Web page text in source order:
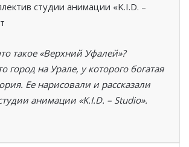
студии анимации «K.I.D. –
такое «Верхний Уфалей»?
город на Урале, у которого богатая
Ее нарисовали и рассказали
анимации «K.I.D. – Studio».